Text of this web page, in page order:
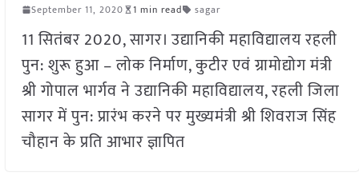
September 11, 2020 1 min read sagar
11 सितंबर 2020, सागर। उद्यानिकी महाविद्यालय रहली
पुन: शुरू हुआ – लोक निर्माण, कुटीर एवं ग्रामोद्योग मंत्री
श्री गोपाल भार्गव ने उद्यानिकी महाविद्यालय, रहली जिला
सागर में पुन: प्रारंभ करने पर मुख्यमंत्री श्री शिवराज सिंह
चौहान के प्रति आभार ज्ञापित